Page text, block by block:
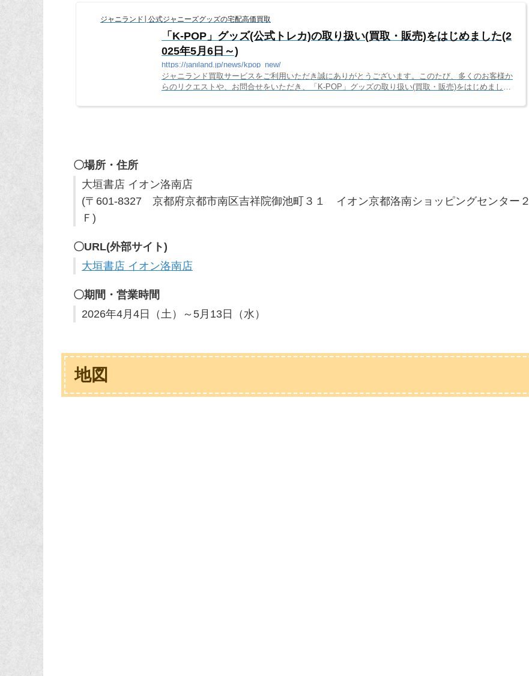
ジャニランド│公式ジャニーズグッズの宅配高価買取
「K-POP」グッズ(公式トレカ)の取り扱い(買取・販売)をはじめました(2
025年5月6日～)
https://janiland.jp/news/kpop_new/
ジャニランド買取サービスをご利用いただき誠にありがとうございます。このたび、多くのお客様か
らのリクエストや、お問合せをいただき、「K-POP」グッズの取り扱い(買取・販売)をはじめまし
〇場所・住所
大垣書店 イオン洛南店
(〒601-8327 京都府京都市南区吉祥院御池町３１ イオン京都洛南ショッピングセンター２
Ｆ)
〇URL(外部サイト)
大垣書店 イオン洛南店
〇期間・営業時間
2026年4月4日（土）～5月13日（水）
地図